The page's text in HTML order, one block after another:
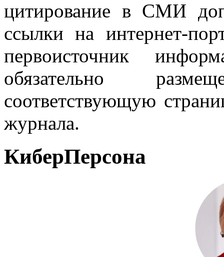
цитирование в СМИ
ссылки на интернет-
первоисточник
обязательно
соответствующую
журнала.
КиберПерсона